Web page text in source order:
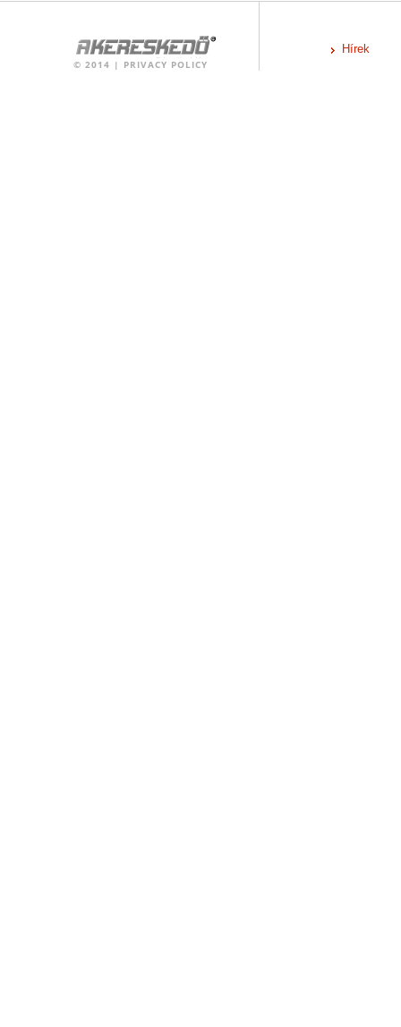
© 2014 | PRIVACY POLICY
Hírek